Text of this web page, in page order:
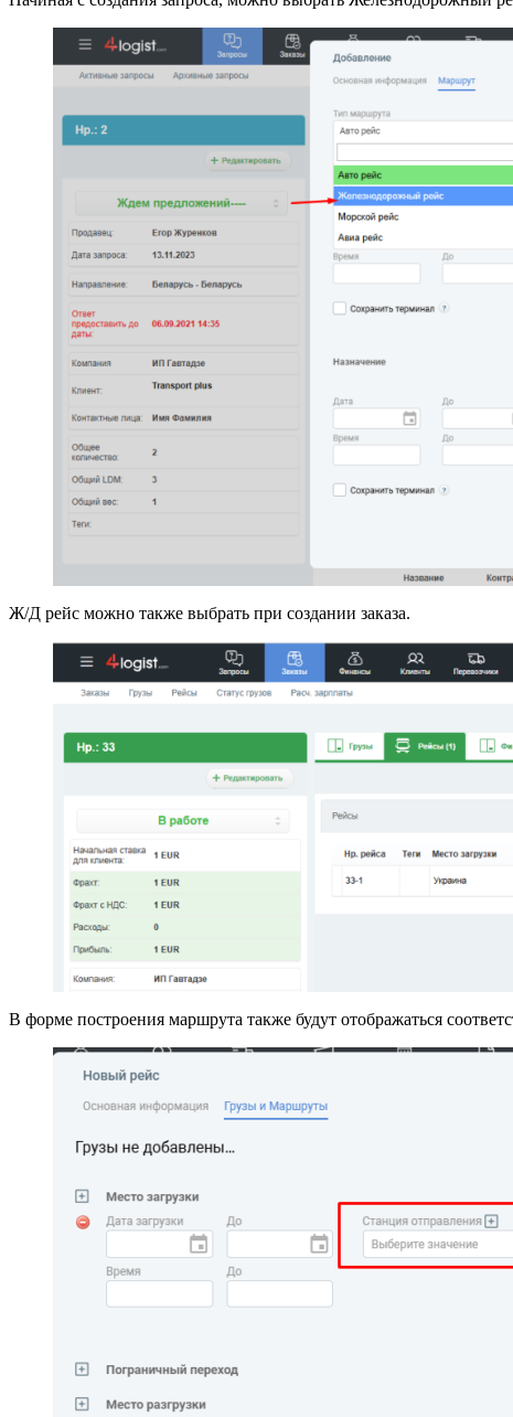
Ж/Д рейс можно также выбрать при создании заказа.
В форме построения маршрута также будут отображаться